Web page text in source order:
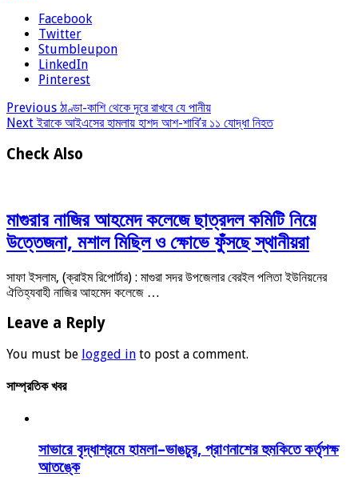
Facebook
Twitter
Stumbleupon
LinkedIn
Pinterest
Previous ঠাণ্ডা-কাশি থেকে দূরে রাখবে যে পানীয়
Nextইরাকে আইএসের হামলায় হাশদ আশ-শাবি’র ১১ যোদ্ধা নিহত
Check Also
মাগুরার নাজির আহমেদ কলেজে ছাত্রদল কমিটি নিয়ে
উত্তেজনা, মশাল মিছিল ও ক্ষোভে ফুঁসছে স্থানীয়রা
সাফা ইসলাম, (ক্রাইম রিপোর্টার) : মাগুরা সদর উপজেলার বেরইল পলিতা ইউনিয়নের
ঐতিহ্যবাহী নাজির আহমেদ কলেজে …
Leave a Reply
You must be logged in to post a comment.
সাম্প্রতিক খবর
সাভারে বৃদ্ধাশ্রমে হামলা–ভাঙচুর, প্রাণনাশের হুমকিতে কর্তৃপক্ষ
আতঙ্কে